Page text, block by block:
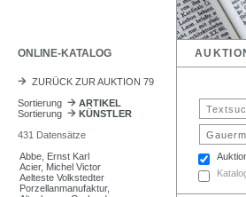
ONLINE-KATALOG
ZURÜCK ZUR AUKTION 79
Sortierung
ARTIKEL
Sortierung
KÜNSTLER
431 Datensätze
Abbe, Ernst Karl
Acier, Michel Victor
Aelteste Volkstedter
Porzellanmanufaktur,